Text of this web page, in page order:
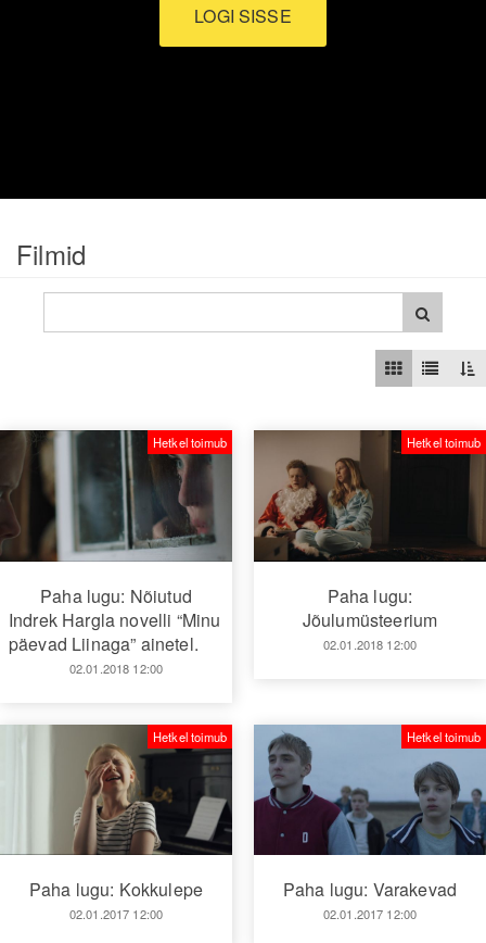
LOGI SISSE
Filmid
Paha lugu: Nõiutud
Indrek Hargla novelli “Minu
päevad Liinaga” ainetel.
02.01.2018 12:00
Hetkel toimub
Paha lugu:
Jõulumüsteerium
02.01.2018 12:00
Hetkel toimub
Paha lugu: Kokkulepe
02.01.2017 12:00
Hetkel toimub
Paha lugu: Varakevad
02.01.2017 12:00
Hetkel toimub